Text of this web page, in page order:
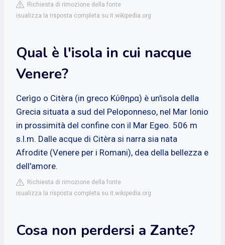
Richiesta di rimozione della fonte
isualizza la risposta completa su it.wikipedia.org
Qual è l'isola in cui nacque
Venere?
Cerìgo o Citèra (in greco Κύθηρα) è un'isola della
Grecia situata a sud del Peloponneso, nel Mar Ionio
in prossimità del confine con il Mar Egeo. 506 m
s.l.m. Dalle acque di Citèra si narra sia nata
Afrodite (Venere per i Romani), dea della bellezza e
dell'amore.
Richiesta di rimozione della fonte
isualizza la risposta completa su it.wikipedia.org
Cosa non perdersi a Zante?